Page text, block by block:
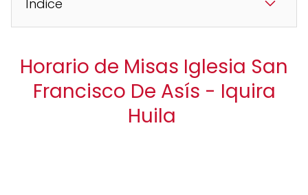
Índice
Horario de Misas Iglesia San
Francisco De Asís - Iquira
Huila